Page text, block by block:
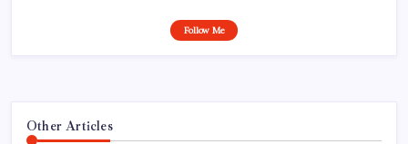
Follow Me
Other Articles